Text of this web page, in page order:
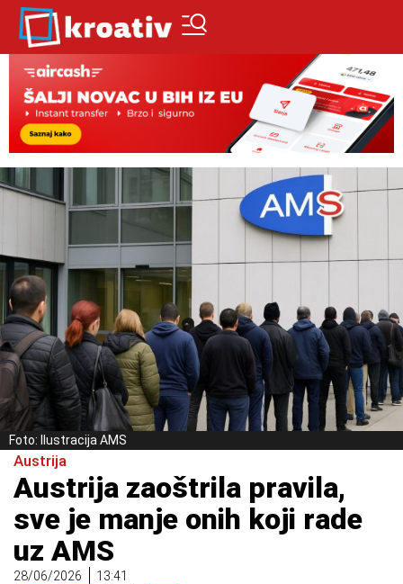
Foto: Ilustracija AMS
Austrija
Austrija zaoštrila pravila,
sve je manje onih koji rade
uz AMS
28/06/2026 13:41